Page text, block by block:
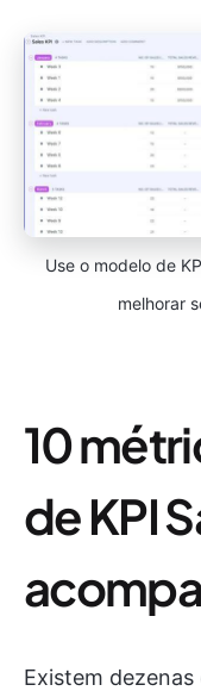
Use o modelo de
melhorar
10
de KPI
Existem